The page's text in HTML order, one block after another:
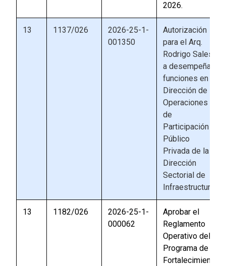
2026.
13 1137/026
2026-25-1-
001350
Autorización
para el Arq.
Rodrigo Sales
a desempeñar
funciones en la
Dirección de
Operaciones
de
Participación
Público
Privada de la
Dirección
Sectorial de
Infraestructura
13 1182/026
2026-25-1-
000062
Aprobar el
Reglamento
Operativo del
Programa de
Fortalecimiento